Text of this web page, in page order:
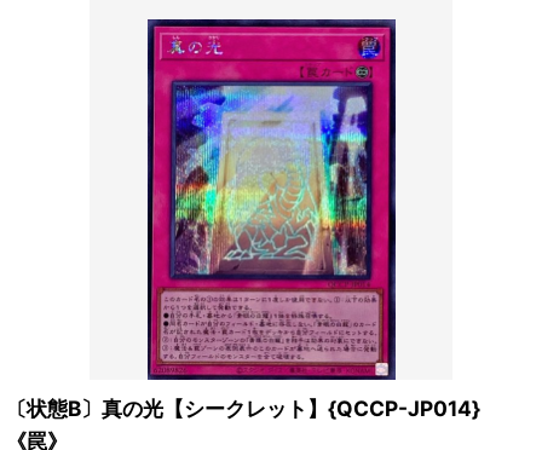
〔状態B〕真の光【シークレット】{QCCP-JP014}
《罠》